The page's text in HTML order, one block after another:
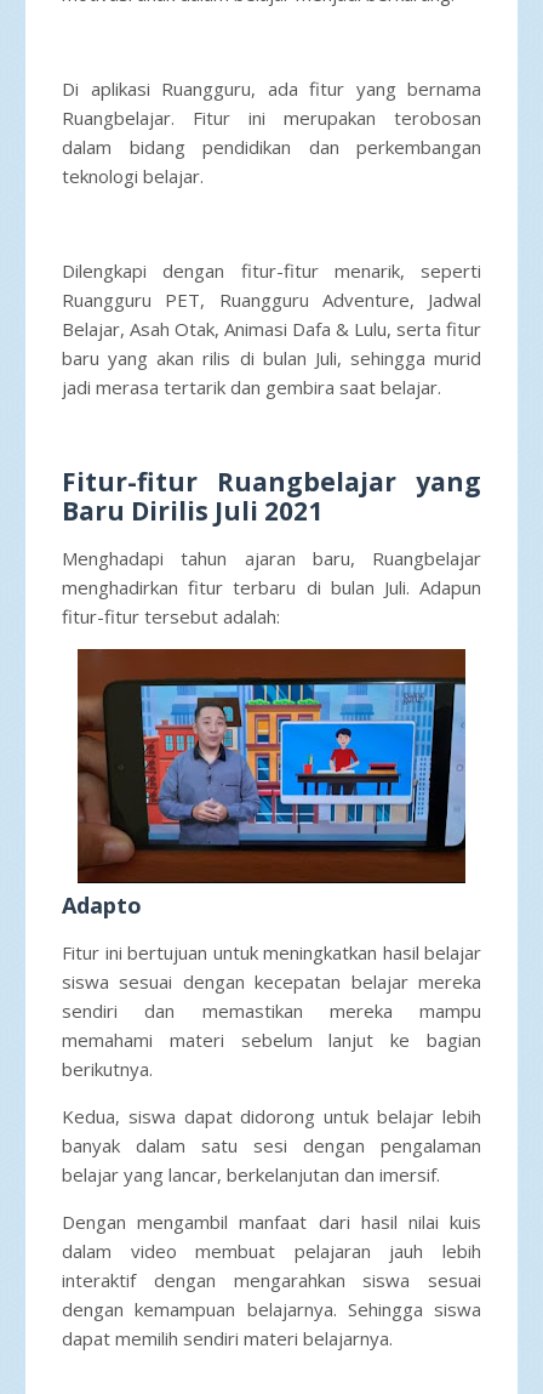
Di aplikasi Ruangguru, ada fitur yang bernama
Ruangbelajar. Fitur ini merupakan terobosan
dalam bidang pendidikan dan perkembangan
teknologi belajar.
Dilengkapi dengan fitur-fitur menarik, seperti
Ruangguru PET, Ruangguru Adventure, Jadwal
Belajar, Asah Otak, Animasi Dafa & Lulu, serta fitur
baru yang akan rilis di bulan Juli, sehingga murid
jadi merasa tertarik dan gembira saat belajar.
Fitur-fitur Ruangbelajar yang
Baru Dirilis Juli 2021
Menghadapi tahun ajaran baru, Ruangbelajar
menghadirkan fitur terbaru di bulan Juli. Adapun
fitur-fitur tersebut adalah:
Adapto
Fitur ini bertujuan untuk meningkatkan hasil belajar
siswa sesuai dengan kecepatan belajar mereka
sendiri dan memastikan mereka mampu
memahami materi sebelum lanjut ke bagian
berikutnya.
Kedua, siswa dapat didorong untuk belajar lebih
banyak dalam satu sesi dengan pengalaman
belajar yang lancar, berkelanjutan dan imersif.
Dengan mengambil manfaat dari hasil nilai kuis
dalam video membuat pelajaran jauh lebih
interaktif dengan mengarahkan siswa sesuai
dengan kemampuan belajarnya. Sehingga siswa
dapat memilih sendiri materi belajarnya.